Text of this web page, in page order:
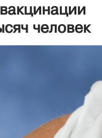
человек